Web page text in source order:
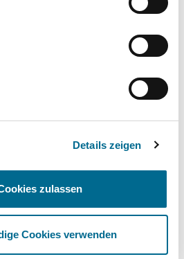
Details zeigen
zulassen
Cookies verwenden
✔ - -
- -